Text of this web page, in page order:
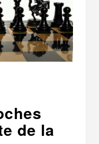
de la